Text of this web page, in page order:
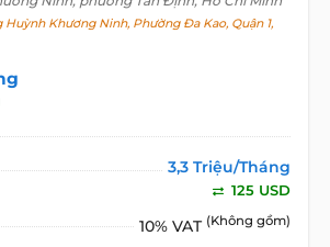
Khương Ninh, Phường Đa Kao, Quận 1,
3,3 Triệu/Tháng
125 USD
10% VAT (Không gồm)